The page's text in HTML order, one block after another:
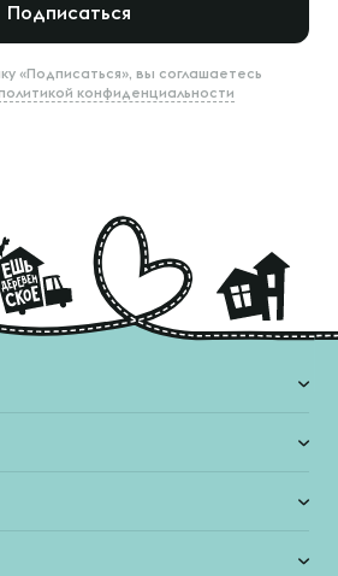
Подписаться
«Подписаться», вы соглашаетесь
конфиденциальности